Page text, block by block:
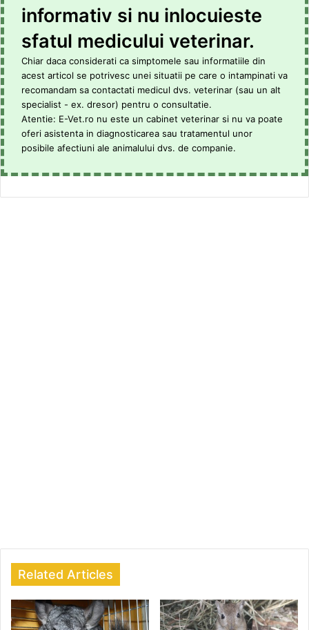
informativ si nu inlocuieste
sfatul medicului veterinar.
Chiar daca considerati ca simptomele sau informatiile din
acest articol se potrivesc unei situatii pe care o intampinati va
recomandam sa contactati medicul dvs. veterinar (sau un alt
specialist - ex. dresor) pentru o consultatie.
Atentie: E-Vet.ro nu este un cabinet veterinar si nu va poate
oferi asistenta in diagnosticarea sau tratamentul unor
posibile afectiuni ale animalului dvs. de companie.
Related Articles